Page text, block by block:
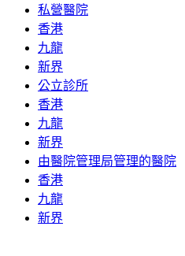
私營醫院
香港
九龍
新界
公立診所
香港
九龍
新界
由醫院管理局管理的醫院
香港
九龍
新界